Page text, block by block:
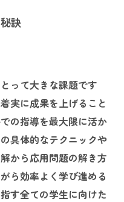
訣
って大きな課題です
実に成果を上げること
の指導を最大限に活か
具体的なテクニックや
から応用問題の解き方
ら効率よく学び進める
す全ての学生に向けた